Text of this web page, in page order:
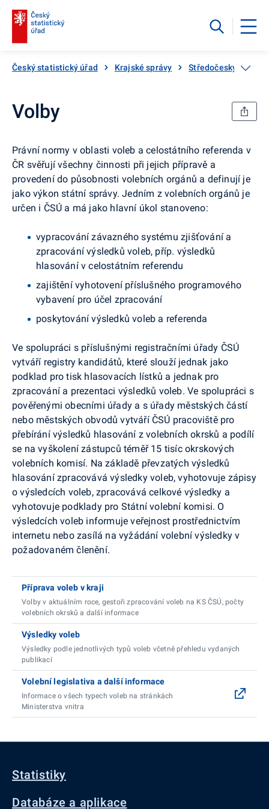
Český statistický úřad Krajské správy Středočeský kraj
Volby
Právní normy v oblasti voleb a celostátního referenda v
ČR svěřují všechny činnosti při jejich přípravě a
provedení do působnosti volebních orgánů a definují je
jako výkon státní správy. Jedním z volebních orgánů je
určen i ČSÚ a má jako hlavní úkol stanoveno:
vypracování závazného systému zjišťování a
zpracování výsledků voleb, příp. výsledků
hlasování v celostátním referendu
zajištění vyhotovení příslušného programového
vybavení pro účel zpracování
poskytování výsledků voleb a referenda
Ve spolupráci s příslušnými registračními úřady ČSÚ
vytváří registry kandidátů, které slouží jednak jako
podklad pro tisk hlasovacích lístků a jednak pro
zpracování a prezentaci výsledků voleb. Ve spolupráci s
pověřenými obecními úřady a s úřady městských částí
nebo městských obvodů vytváří ČSÚ pracoviště pro
přebírání výsledků hlasování z volebních okrsků a podílí
se na vyškolení zástupců téměř 15 tisíc okrskových
volebních komisí. Na základě převzatých výsledků
hlasování zpracovává výsledky voleb, vyhotovuje zápisy
o výsledcích voleb, zpracovává celkové výsledky a
vyhotovuje podklady pro Státní volební komisi. O
výsledcích voleb informuje veřejnost prostřednictvím
internetu nebo zasílá na vyžádání volební výsledky v
požadovaném členění.
Příprava voleb v kraji
Volby v aktuálním roce, gestoři zpracování voleb na KS ČSÚ, počty
volebních okrsků a další informace
Výsledky voleb
Výsledky podle jednotlivých typů voleb včetně přehledu vydaných
publikací
Volební legislativa a další informace
Informace o všech typech voleb na stránkách
Ministerstva vnitra
Statistiky
Databáze a aplikace